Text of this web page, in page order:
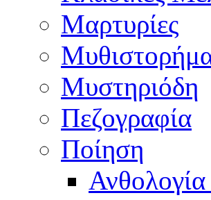
Μαρτυρίες
Μυστηριόδη
Πεζογραφία
Ποίηση